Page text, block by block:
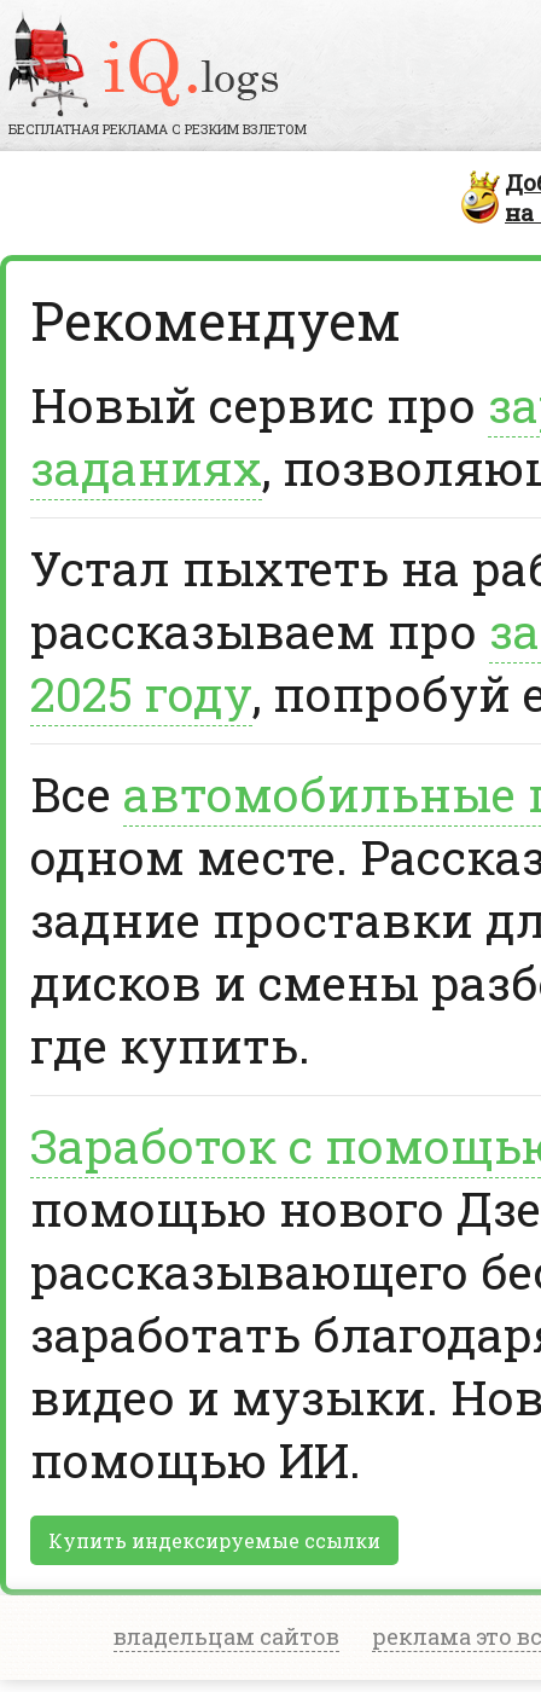
БЕСПЛАТНАЯ РЕКЛАМА С РЕЗКИМ ВЗЛЕТОМ
на
Рекомендуем
Новый сервис про
заданиях,
Устал пыхтеть на
рассказываем про
2025 году, попробуй
Все автомобильные
одном месте.
задние проставки
дисков и смены
где купить.
Заработок с
помощью нового
рассказывающего
заработать
видео и музыки.
помощью ИИ.
Купить индексируемые ссылки
владельцам сайтов реклама это